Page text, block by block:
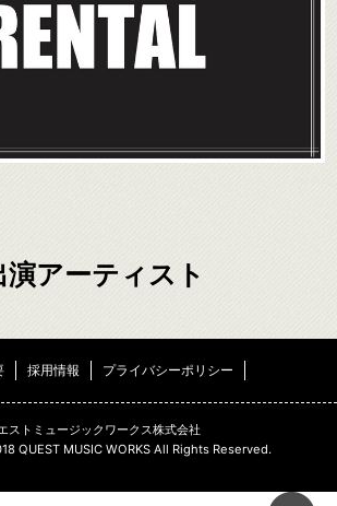
演アーティスト
採用情報 プライバシーポリシー
ストミュージックワークス株式会社
QUEST MUSIC WORKS All Rights Reserved.